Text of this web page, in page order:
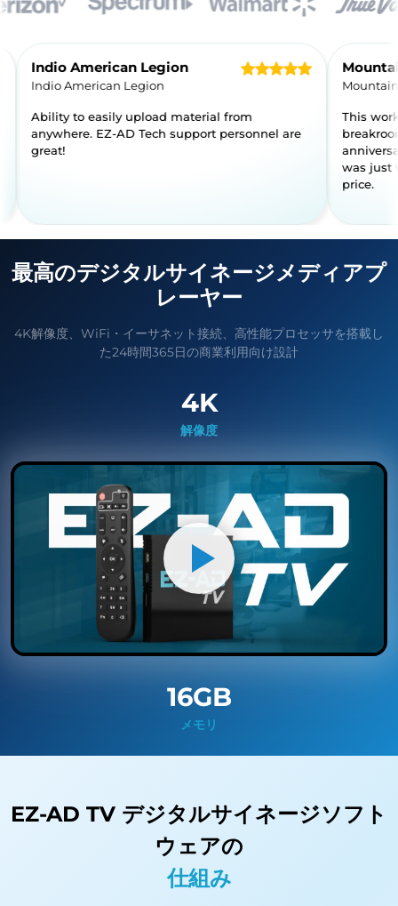
お客様の声
to use.
Indio American Legion
Ability to easily upload material
anywhere. EZ-AD Tech support
最高のデジタルサイネージメディアプ
レーヤー
4K解像度、WiFi・イーサネット接続、高性能プロセッサを搭載し
た24時間365日の商業利用向け設計
4K
解像度
16GB
メモリ
EZ-AD TV デジタルサイネージソフト
ウェアの
仕組み